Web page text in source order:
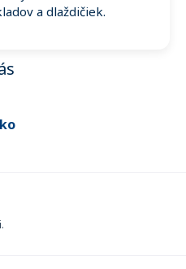
a dlaždičiek.